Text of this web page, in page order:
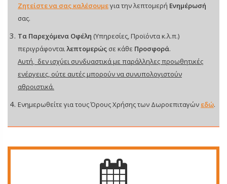
Ζητείστε να σας καλέσουμεγια την λεπτομερή Ενημέρωσή
σας.
Τα Παρεχόμενα Οφέλη (Υπηρεσίες, Προϊόντα κ.λ.π.)
περιγράφονταιλεπτομερώς σε κάθε Προσφορά.
Αυτή, δεν ισχύει συνδυαστικά με παράλληλες προωθητικές
ενέργειες, ούτε αυτές μπορούν να συνυπολογιστούν
αθροιστικά.
Ενημερωθείτε για τους Όρους Χρήσης των Δωροεπιταγών εδώ.